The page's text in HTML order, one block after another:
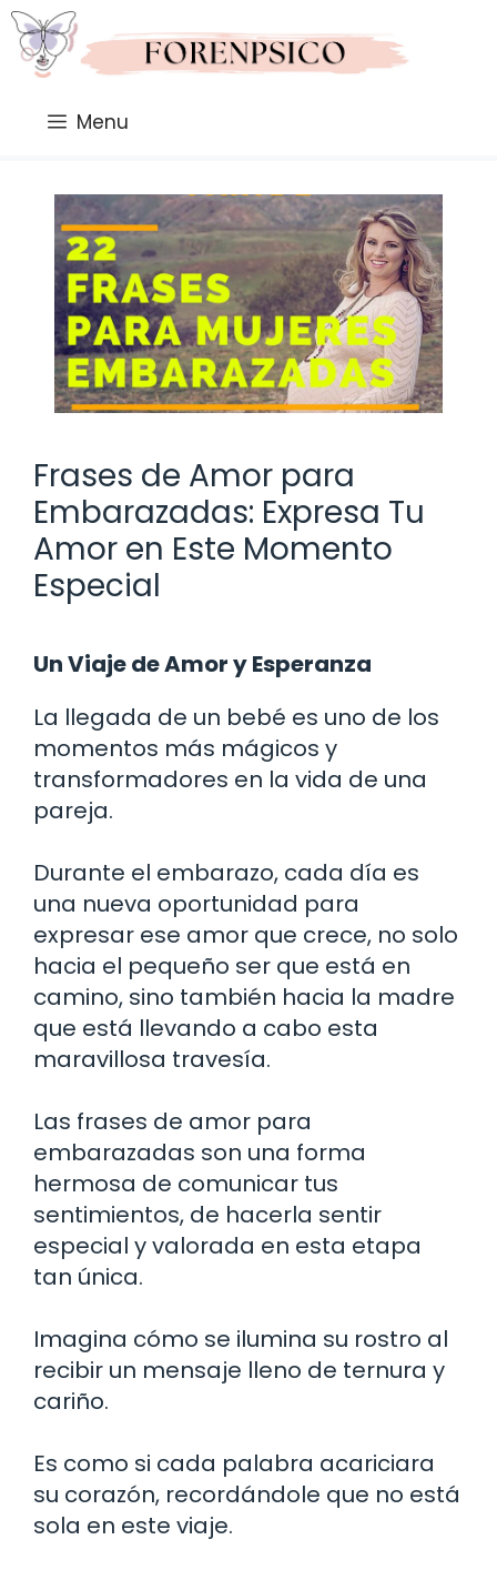
Saltar
al
contenido
Menu
Frases de Amor para
Embarazadas: Expresa Tu
Amor en Este Momento
Especial
Un Viaje de Amor y Esperanza
La llegada de un bebé es uno de los
momentos más mágicos y
transformadores en la vida de una
pareja.
Durante el embarazo, cada día es
una nueva oportunidad para
expresar ese amor que crece, no solo
hacia el pequeño ser que está en
camino, sino también hacia la madre
que está llevando a cabo esta
maravillosa travesía.
Las frases de amor para
embarazadas son una forma
hermosa de comunicar tus
sentimientos, de hacerla sentir
especial y valorada en esta etapa
tan única.
Imagina cómo se ilumina su rostro al
recibir un mensaje lleno de ternura y
cariño.
Es como si cada palabra acariciara
su corazón, recordándole que no está
sola en este viaje.